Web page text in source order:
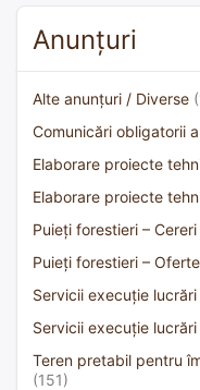
Anunțuri
Alte anunțuri / Diverse
Comunicări obligatorii
Elaborare proiecte
Elaborare proiecte
Puieți forestieri – Cereri
Puieți forestieri – Oferte
Servicii execuție
Servicii execuție
Teren pretabil pentru
(151)